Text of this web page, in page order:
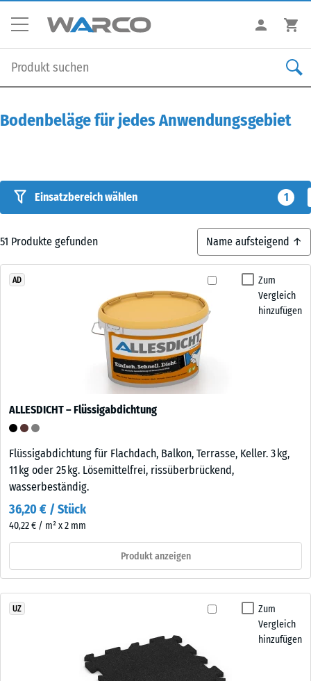
Bodenbeläge für jedes Anwendungsgebiet
Einsatzbereich wählen 1
51 Produkte gefunden
Zum
Vergleich
hinzufügen
AD
ALLESDICHT – Flüssigabdichtung
Flüssigabdichtung für Flachdach, Balkon, Terrasse, Keller. 3 kg,
11 kg oder 25 kg. Lösemittelfrei, rissüberbrückend,
wasserbeständig.
36,20 € / Stück
40,22 € / m² x 2 mm
Produkt anzeigen
Zum
Vergleich
hinzufügen
UZ